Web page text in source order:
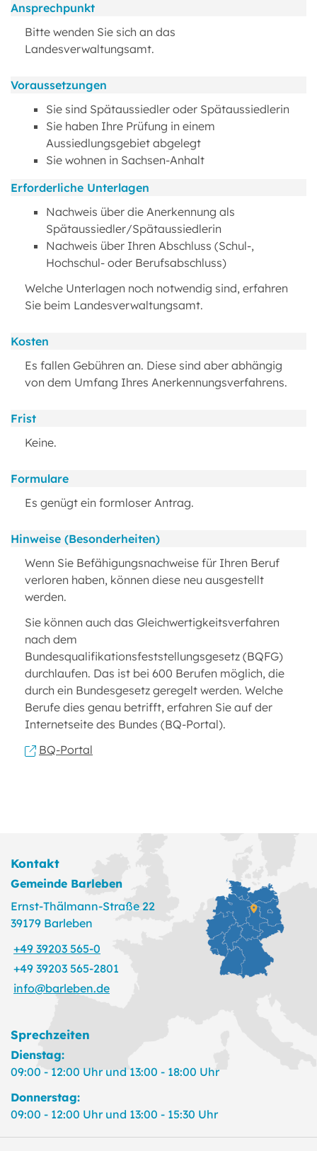
Ansprechpunkt
Bitte wenden Sie sich an das
Landesverwaltungsamt.
Voraussetzungen
Sie sind Spätaussiedler oder Spätaussiedlerin
Sie haben Ihre Prüfung in einem
Aussiedlungsgebiet abgelegt
Sie wohnen in Sachsen-Anhalt
Erforderliche Unterlagen
Nachweis über die Anerkennung als
Spätaussiedler/Spätaussiedlerin
Nachweis über Ihren Abschluss (Schul-,
Hochschul- oder Berufsabschluss)
Welche Unterlagen noch notwendig sind, erfahren
Sie beim Landesverwaltungsamt.
Kosten
Es fallen Gebühren an. Diese sind aber abhängig
von dem Umfang Ihres Anerkennungsverfahrens.
Frist
Keine.
Formulare
Es genügt ein formloser Antrag.
Hinweise (Besonderheiten)
Wenn Sie Befähigungsnachweise für Ihren Beruf
verloren haben, können diese neu ausgestellt
werden.
Sie können auch das Gleichwertigkeitsverfahren
nach dem
Bundesqualifikationsfeststellungsgesetz (BQFG)
durchlaufen. Das ist bei 600 Berufen möglich, die
durch ein Bundesgesetz geregelt werden. Welche
Berufe dies genau betrifft, erfahren Sie auf der
Internetseite des Bundes (BQ-Portal).
BQ-Portal
Kontakt
Gemeinde Barleben
Ernst-Thälmann-Straße 22
39179 Barleben
+49 39203 565-0
+49 39203 565-2801
info@barleben.de
Sprechzeiten
Dienstag:
09:00 - 12:00 Uhr und 13:00 - 18:00 Uhr
Donnerstag:
09:00 - 12:00 Uhr und 13:00 - 15:30 Uhr